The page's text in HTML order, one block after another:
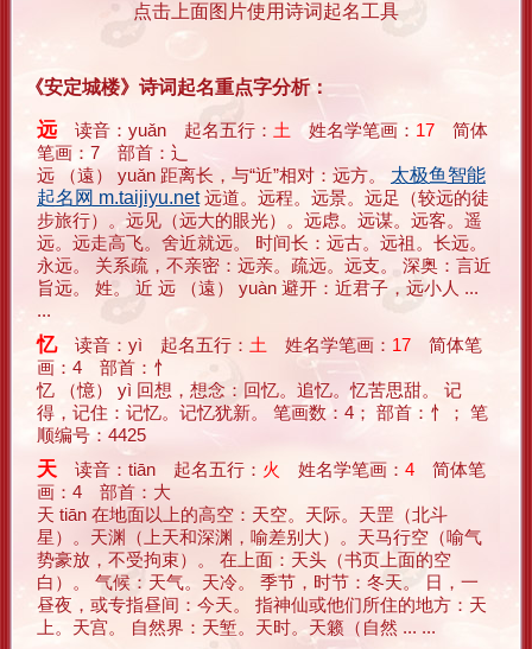
点击上面图片使用诗词起名工具
《安定城楼》诗词起名重点字分析：
远 读音：yuǎn 起名五行： 土 姓名学笔画： 17 简体
笔画：7 部首：辶
远 （遠） yuǎn 距离长，与“近”相对：远方。 太极鱼智能
起名网 m.taijiyu.net远道。远程。远景。远足（较远的徒
步旅行）。远见（远大的眼光）。远虑。远谋。远客。遥
远。远走高飞。舍近就远。 时间长：远古。远祖。长远。
永远。 关系疏，不亲密：远亲。疏远。远支。 深奥：言近
旨远。 姓。 近 远 （遠） yuàn 避开：近君子，远小人 ...
...
忆读音：yì 起名五行： 土 姓名学笔画： 17 简体笔
画：4 部首：忄
忆 （憶） yì 回想，想念：回忆。追忆。忆苦思甜。 记
得，记住：记忆。记忆犹新。 笔画数：4； 部首：忄； 笔
顺编号：4425
天 读音：tiān 起名五行： 火 姓名学笔画： 4 简体笔
画：4 部首：大
天 tiān 在地面以上的高空：天空。天际。天罡（北斗
星）。天渊（上天和深渊，喻差别大）。天马行空（喻气
势豪放，不受拘束）。 在上面：天头（书页上面的空
白）。 气候：天气。天冷。 季节，时节：冬天。 日，一
昼夜，或专指昼间：今天。 指神仙或他们所住的地方：天
上。天宫。 自然界：天堑。天时。天籁（自然 ... ...